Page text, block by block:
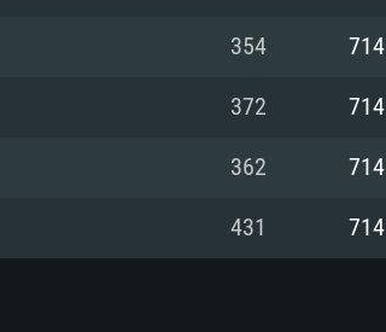
larga.suporte Metal.
larga.
Resolução mínima
larga.
354 714
372 714
362 714
431 714